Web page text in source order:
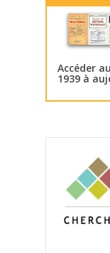
Accéder
1939 à